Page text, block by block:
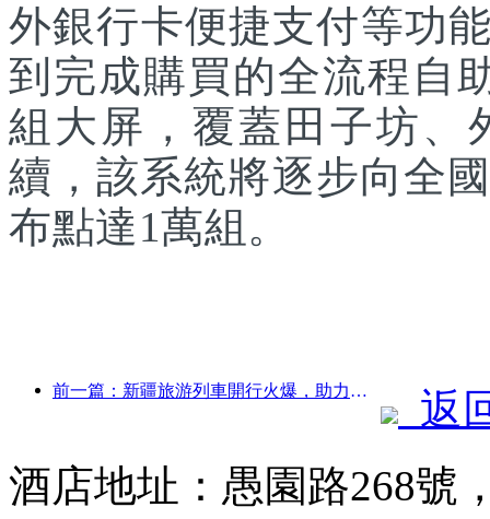
外銀行卡便捷支付等功
到完成購買的全流程自
組大屏，覆蓋田子坊、
續，該系統將逐步向全
布點達1萬組。
前一篇：新疆旅游列車開行火爆，助力文旅經濟蓬勃發展
返
酒店地址：愚園路268號